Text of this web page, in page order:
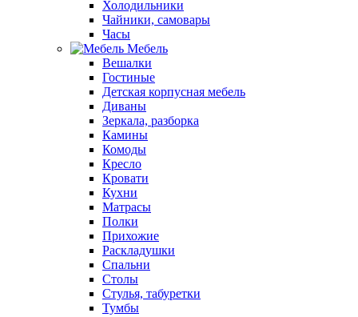
Холодильники
Чайники, самовары
Часы
Мебель
Вешалки
Гостиные
Детская корпусная мебель
Диваны
Зеркала, разборка
Камины
Комоды
Кресло
Кровати
Кухни
Матрасы
Полки
Прихожие
Раскладушки
Спальни
Столы
Стулья, табуретки
Тумбы